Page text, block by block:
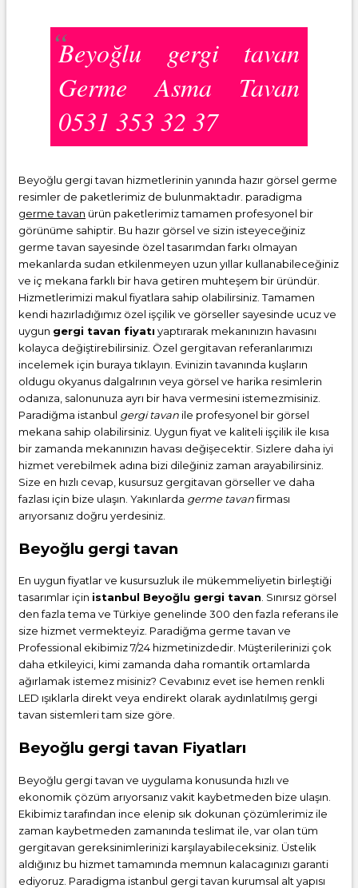
Beyoğlu gergi tavan
Germe Asma Tavan
0531 353 32 37
Beyoğlu gergi tavan hizmetlerinin yanında hazır görsel germe
resimler de paketlerimiz de bulunmaktadır. paradigma
germe tavan ürün paketlerimiz tamamen profesyonel bir
görünüme sahiptir. Bu hazır görsel ve sizin isteyeceğiniz
germe tavan sayesinde özel tasarımdan farkı olmayan
mekanlarda sudan etkilenmeyen uzun yıllar kullanabileceğiniz
ve iç mekana farklı bir hava getiren muhteşem bir üründür.
Hizmetlerimizi makul fiyatlara sahip olabilirsiniz. Tamamen
kendi hazırladığımız özel işçilik ve görseller sayesinde ucuz ve
uygun gergi tavan fiyatı yaptırarak mekanınızın havasını
kolayca değiştirebilirsiniz. Özel gergitavan referanlarımızı
incelemek için buraya tıklayın. Evinizin tavanında kuşların
oldugu okyanus dalgalrının veya görsel ve harika resimlerin
odanıza, salonunuza ayrı bir hava vermesini istemezmisiniz.
Paradiğma istanbul gergi tavan ile profesyonel bir görsel
mekana sahip olabilirsiniz. Uygun fiyat ve kaliteli işçilik ile kısa
bir zamanda mekanınızın havası değişecektir. Sizlere daha iyi
hizmet verebilmek adına bizi dileğiniz zaman arayabilirsiniz.
Size en hızlı cevap, kusursuz gergitavan görseller ve daha
fazlası için bize ulaşın. Yakınlarda germe tavanfirması
arıyorsanız doğru yerdesiniz.
Beyoğlu gergi tavan
En uygun fiyatlar ve kusursuzluk ile mükemmeliyetin birleştiği
tasarımlar için istanbul Beyoğlu gergi tavan. Sınırsız görsel
den fazla tema ve Türkiye genelinde 300 den fazla referans ile
size hizmet vermekteyiz. Paradiğma germe tavan ve
Professional ekibimiz 7/24 hizmetinizdedir. Müşterilerinizi çok
daha etkileyici, kimi zamanda daha romantik ortamlarda
ağırlamak istemez misiniz? Cevabınız evet ise hemen renkli
LED ışıklarla direkt veya endirekt olarak aydınlatılmış gergi
tavan sistemleri tam size göre.
Beyoğlu gergi tavan Fiyatları
Beyoğlu gergi tavan ve uygulama konusunda hızlı ve
ekonomik çözüm arıyorsanız vakit kaybetmeden bize ulaşın.
Ekibimiz tarafından ince elenip sık dokunan çözümlerimiz ile
zaman kaybetmeden zamanında teslimat ile, var olan tüm
gergitavan gereksinimlerinizi karşılayabileceksiniz. Üstelik
aldığınız bu hizmet tamamında memnun kalacagınızı garanti
ediyoruz. Paradigma istanbul gergi tavan kurumsal alt yapısı